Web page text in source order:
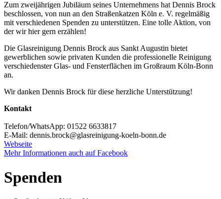
Zum zweijährigen Jubiläum seines Unternehmens hat Dennis Brock
beschlossen, von nun an den Straßenkatzen Köln e. V. regelmäßig
mit verschiedenen Spenden zu unterstützen. Eine tolle Aktion, von
der wir hier gern erzählen!
Die Glasreinigung Dennis Brock aus Sankt Augustin bietet
gewerblichen sowie privaten Kunden die professionelle Reinigung
verschiedenster Glas- und Fensterflächen im Großraum Köln-Bonn
an.
Wir danken Dennis Brock für diese herzliche Unterstützung!
Kontakt
Telefon/WhatsApp: 01522 6633817
E-Mail: dennis.brock@glasreinigung-koeln-bonn.de
Webseite
Mehr Informationen auch auf Facebook
Spenden